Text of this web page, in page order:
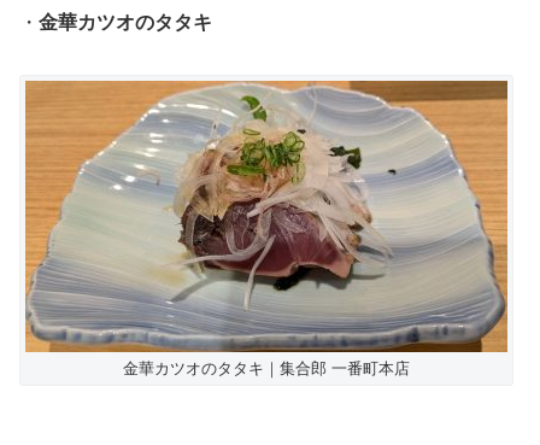
・ 金華カツオのタタキ
金華カツオのタタキ｜集合郎 一番町本店